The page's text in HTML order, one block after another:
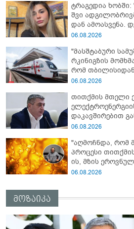
ტრაგედია
შვი
დან ამო­ას­ვე­ნა.
ვე­ლო
06.08.2026
"მასშტაბური
რკინიგზის
რომ თბილისიდან
იმგზავრონ"
06.08.2026
თითქმის მთელი
დაკავშირებით
პასუხების
06.08.2026
"აღმოჩნდა, რომ
პროცესი თითქმის
ის, მზის
ქართველი
06.08.2026
მოზაიკა